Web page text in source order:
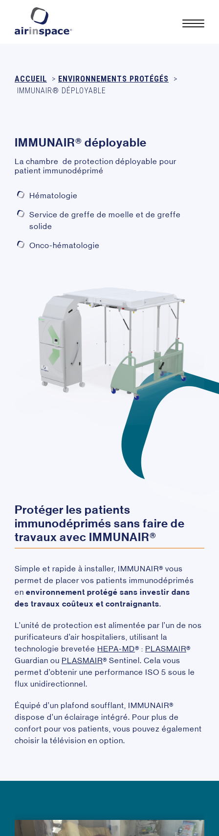
ACCUEIL > ENVIRONNEMENTS PROTÉGÉS
>
IMMUNAIR® DÉPLOYABLE
IMMUNAIR® déployable
La chambre de protection déployable pour
patient immunodéprimé
Hématologie
Service de greffe de moelle et de greffe
solide
Onco-hématologie
Protéger les patients
immunodéprimés sans faire de
travaux avec IMMUNAIR®
Simple et rapide à installer, IMMUNAIR® vous
permet de placer vos patients immunodéprimés
en environnement protégé sans investir dans
des travaux coûteux et contraignants.
L’unité de protection est alimentée par l’un de nos
purificateurs d’air hospitaliers, utilisant la
technologie brevetée HEPA-MD® : PLASMAIR®
Guardian ou PLASMAIR® Sentinel. Cela vous
permet d’obtenir une performance ISO 5 sous le
flux unidirectionnel.
Équipé d’un plafond soufflant, IMMUNAIR®
dispose d’un éclairage intégré. Pour plus de
confort pour vos patients, vous pouvez également
choisir la télévision en option.